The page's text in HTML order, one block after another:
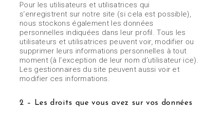
Pour les utilisateurs et utilisatrices qui
s’enregistrent sur notre site (si cela est possible),
nous stockons également les données
personnelles indiquées dans leur profil. Tous les
utilisateurs et utilisatrices peuvent voir, modifier ou
supprimer leurs informations personnelles à tout
moment (à l’exception de leur nom d’utilisateur·ice).
Les gestionnaires du site peuvent aussi voir et
modifier ces informations.
2 – Les droits que vous avez sur vos données